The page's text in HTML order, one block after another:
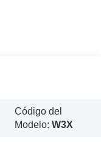
Código del
Modelo:W3X